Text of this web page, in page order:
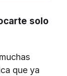
solo
que ya